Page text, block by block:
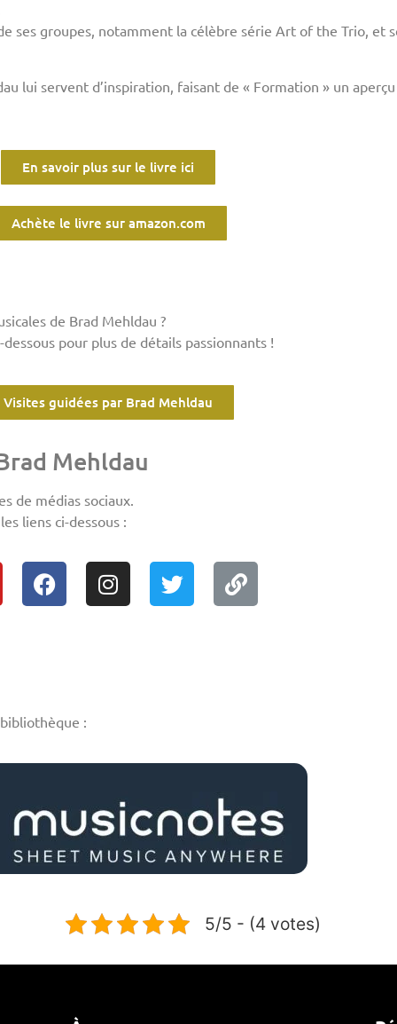
ses groupes, notamment la célèbre série Art of the Trio, et
lui servent d’inspiration, faisant de « Formation » un
En savoir plus sur le livre ici
Achète le livre sur amazon.com
de Brad Mehldau ?
pour plus de détails passionnants !
Visites guidées par Brad Mehldau
Mehldau
de médias sociaux.
liens ci-dessous :
:
5/5 - (4 votes)